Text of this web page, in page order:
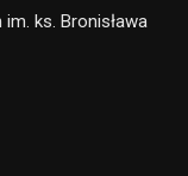
ks. Bronisława